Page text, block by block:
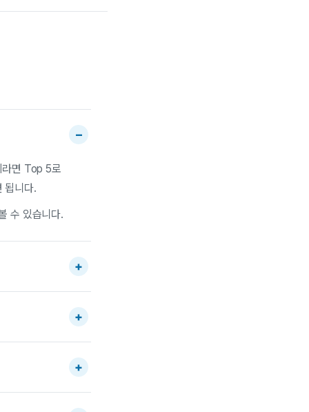
면 Top 5로
됩니다.
수 있습니다.